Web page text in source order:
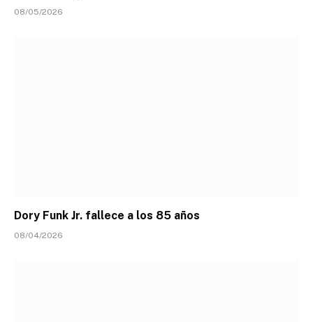
08/05/2026
Dory Funk Jr. fallece a los 85 años
08/04/2026